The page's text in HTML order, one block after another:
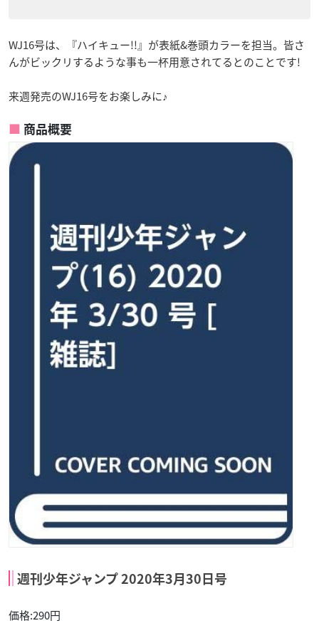
WJ16号は、『ハイキュー!!』が表紙&巻頭カラーを担当。皆さ
んがビックリするような事も一杯用意されてるとのことです!
来週発売のWJ16号をお楽しみに♪
商品概要
週刊少年ジャンプ 2020年3月30日号
価格:290円